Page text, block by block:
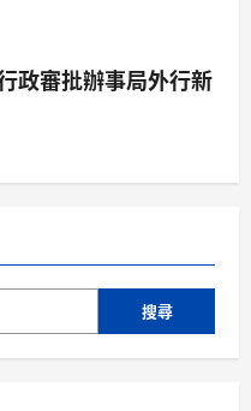
政審批辦事局外行新
搜尋